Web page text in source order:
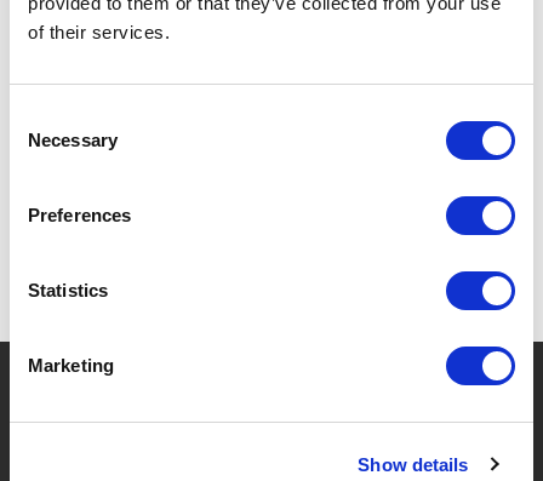
of their services.
Selection
Necessary
Preferences
Statistics
Marketing
Show details
werd Price & Kensington deel van de Rayware Group
en floreert het nog steeds in familiebezit.
ONTDEK HIER ALLE PRODUCTEN VAN PRICE &
? Hebt u hulp nodig?